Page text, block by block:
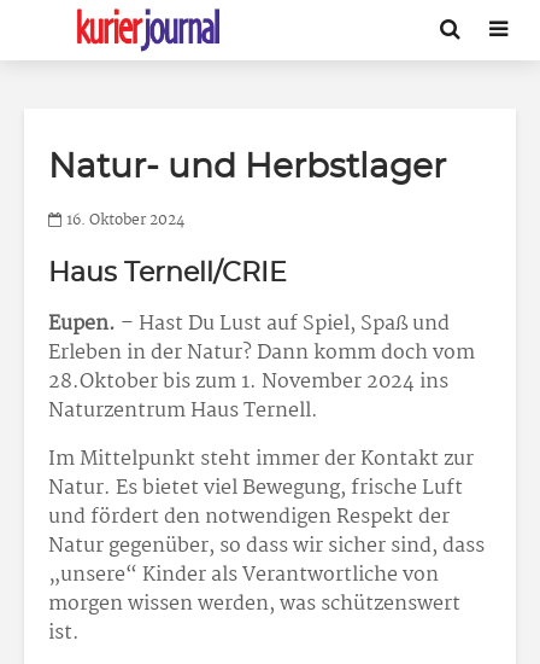
Natur- und Herbstlager
16. Oktober 2024
Haus Ternell/CRIE
Eupen. – Hast Du Lust auf Spiel, Spaß und
Erleben in der Natur? Dann komm doch vom
28.Oktober bis zum 1. November 2024 ins
Naturzentrum Haus Ternell.
Im Mittelpunkt steht immer der Kontakt zur
Natur. Es bietet viel Bewegung, frische Luft
und fördert den notwendigen Respekt der
Natur gegenüber, so dass wir sicher sind, dass
„unsere“ Kinder als Verantwortliche von
morgen wissen werden, was schützenswert
ist.